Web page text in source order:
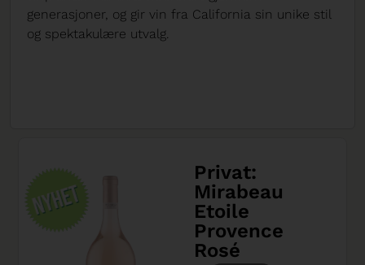
generasjoner, og gir vin fra California sin unike stil
og spektakulære utvalg.
Privat:
Mirabeau
Etoile
Provence
Rosé